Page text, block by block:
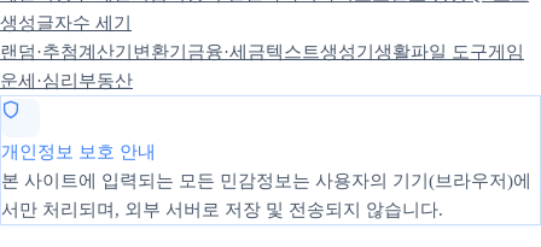
생성글자수 세기
랜덤·추첨계산기 변환기 금융·세금텍스트생성기 생활파일 도구게임
운세·심리 부동산
개인정보 보호 안내
본 사이트에 입력되는 모든 민감정보는 사용자의 기기(브라우저)에
서만 처리되며, 외부 서버로 저장 및 전송되지 않습니다.